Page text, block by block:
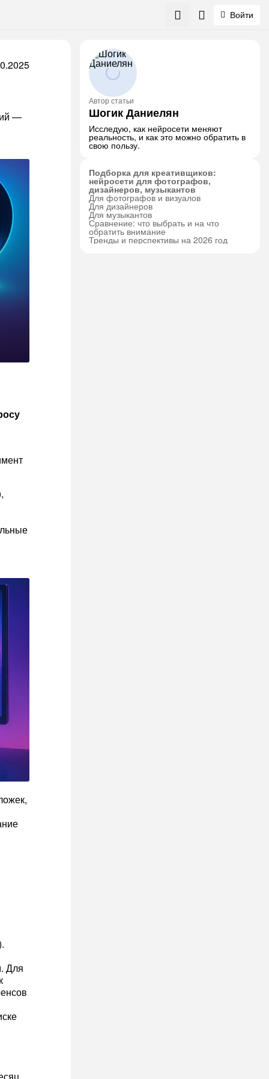
Войти
—
Для
Автор статьи
Шогик Даниелян
Исследую, как нейросети меняют
реальность, и как это можно обратить в
свою пользу.
Подборка для креативщиков:
нейросети для фотографов,
дизайнеров, музыкантов
Для фотографов и визуалов
Для дизайнеров
Для музыкантов
Сравнение: что выбрать и на что
обратить внимание
Тренды и перспективы на 2026 год